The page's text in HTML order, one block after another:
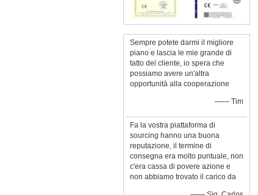
Sempre potete darmi il migliore
piano e lascia le mie grande di
tatto del cliente, io spera che
possiamo avere un'altra
opportunità alla cooperazione
—— Tim
Fa la vostra piattaforma di
sourcing hanno una buona
reputazione, il termine di
consegna era molto puntuale, non
c'era cassa di povere azione e
non abbiamo trovato il carico da